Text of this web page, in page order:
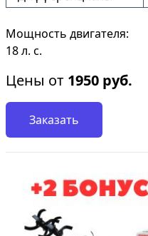
Мощность двигателя:
18 л. с.
Цены от 1950 руб.
Заказать